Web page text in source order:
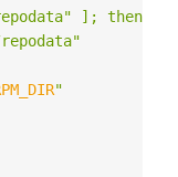
]; then
"